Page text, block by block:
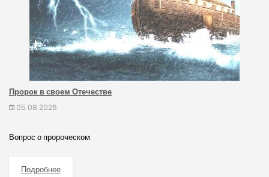
Пророк в своем Отечестве
05.08.2026
Вопрос о пророческом
Подробнее